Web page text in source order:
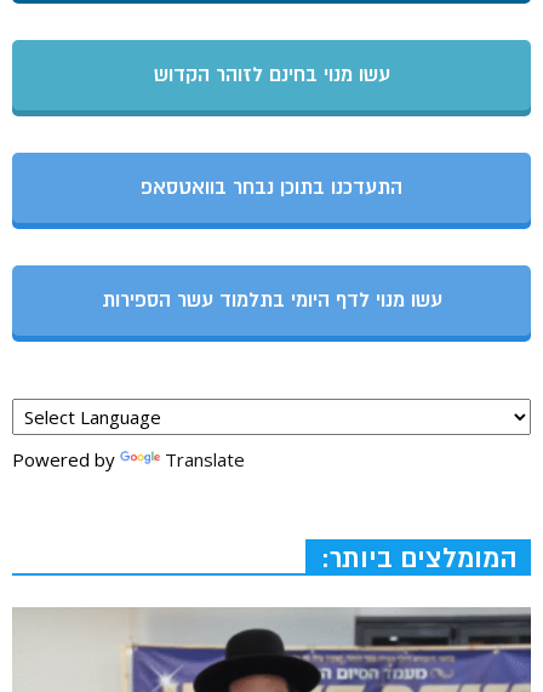
עשו מנוי בחינם לזוהר הקדוש
התעדכנו בתוכן נבחר בוואטסאפ
עשו מנוי לדף היומי בתלמוד עשר הספירות
Powered by Translate
המומלצים ביותר: